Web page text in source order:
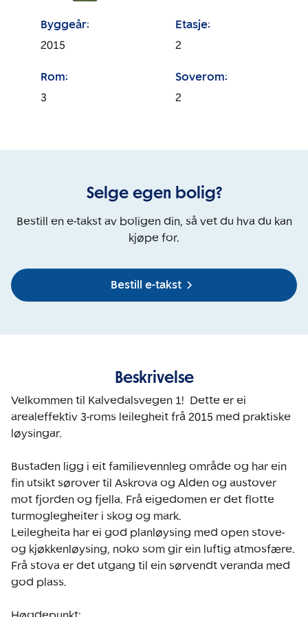
Byggeår:
2015
Etasje:
2
Rom:
3
Soverom:
2
Selge egen bolig?
Bestill en e-takst av boligen din, så vet du hva du kan
kjøpe for.
Bestill e-takst
Beskrivelse
Velkommen til Kalvedalsvegen 1!  Dette er ei
arealeffektiv 3-roms leilegheit frå 2015 med praktiske
løysingar.
Bustaden ligg i eit familievennleg område og har ein
fin utsikt sørover til Askrova og Alden og austover
mot fjorden og fjella. Frå eigedomen er det flotte
turmoglegheiter i skog og mark.
Leilegheita har ei god planløysing med open stove-
og kjøkkenløysing, noko som gir ein luftig atmosfære.
Frå stova er det utgang til ein sørvendt veranda med
god plass.